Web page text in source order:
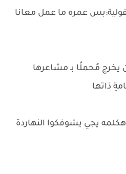
عمره ما عمل معانا
مُحملًا بـ مشاعرها
ذاتها
يجي يشوفكوا النهاردة